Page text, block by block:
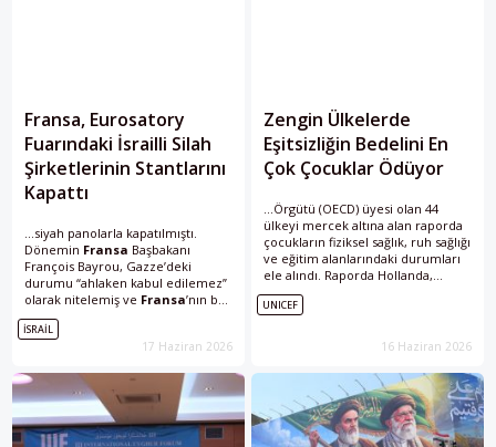
Fransa, Eurosatory
Fuarındaki İsrailli Silah
Şirketlerinin Stantlarını
Kapattı
...siyah panolarla kapatılmıştı.
Dönemin Fransa Başbakanı
François Bayrou, Gazze’deki
durumu “ahlaken kabul edilemez”
olarak nitelemiş ve Fransa’nın bu
koşullarda “kınama” ve “mesafe”
göstermesi gerektiğini söylemişti.
Dışişleri Bakanlığı da
ISRAIL
17 Haziran 2026
Zengin Ülkelerde
Eşitsizliğin Bedelini En
Çok Çocuklar Ödüyor
...Örgütü (OECD) üyesi olan 44
ülkeyi mercek altına alan raporda
çocukların fiziksel sağlık, ruh sağlığı
ve eğitim alanlarındaki durumları
ele alındı. Raporda Hollanda,
Danimarka ve
çocukların iyi...
UNICEF
16 Haziran 2026